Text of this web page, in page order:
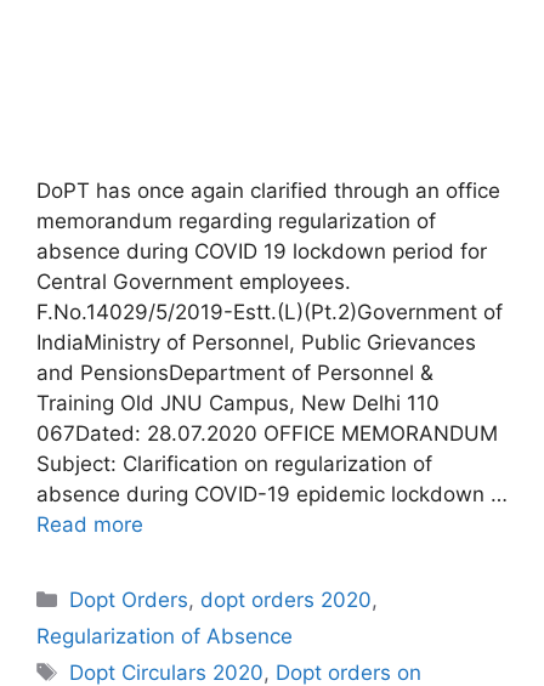
DoPT has once again clarified through an office
memorandum regarding regularization of
absence during COVID 19 lockdown period for
Central Government employees.
F.No.14029/5/2019-Estt.(L)(Pt.2)Government of
IndiaMinistry of Personnel, Public Grievances
and PensionsDepartment of Personnel &
Training Old JNU Campus, New Delhi 110
067Dated: 28.07.2020 OFFICE MEMORANDUM
Subject: Clarification on regularization of
absence during COVID-19 epidemic lockdown …
Read more
Categories
Dopt Orders, dopt orders 2020,
Regularization of Absence
Tags
Dopt Circulars 2020, Dopt orders on